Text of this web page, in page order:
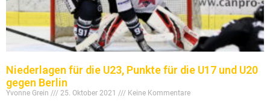
Niederlagen für die U23, Punkte für die U17 und U20
gegen Berlin
Yvonne Grein 25. Oktober 2021 Keine Kommentare